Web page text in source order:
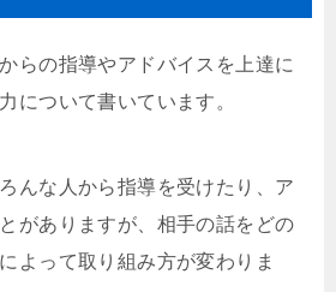
らの指導やアドバイスを上達に
について書いています。
んな人から指導を受けたり、ア
がありますが、相手の話をどの
よって取り組み方が変わりま